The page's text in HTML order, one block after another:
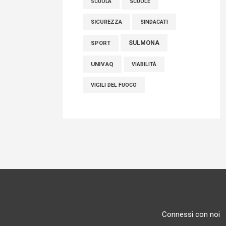
SCUOLA
SICUREZZA SINDACATI
SPORT SULMONA
UNIVAQ VIABILITÀ
VIGILI DEL FUOCO
Connessi con noi